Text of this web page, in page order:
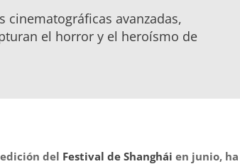
cinematográficas avanzadas,
el horror y el heroísmo de
del Festival de Shanghái en junio, ha